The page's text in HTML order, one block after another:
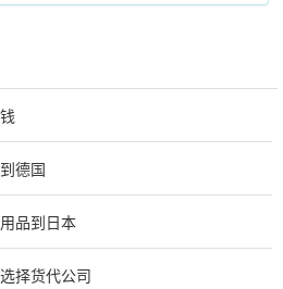
德国
品到日本
择货代公司